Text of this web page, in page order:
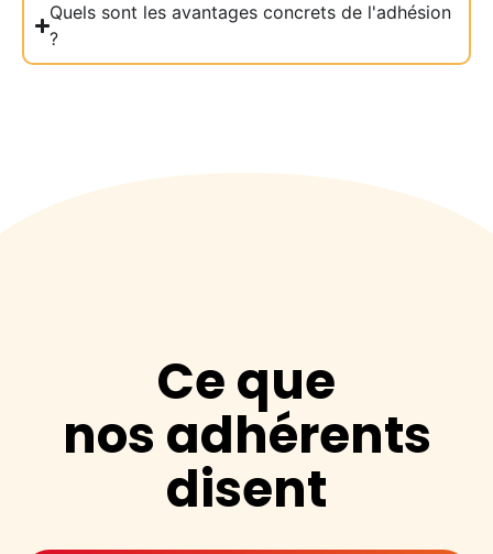
Quels sont les avantages concrets de l'adhésion
?
Ce que
nos adhérents
disent